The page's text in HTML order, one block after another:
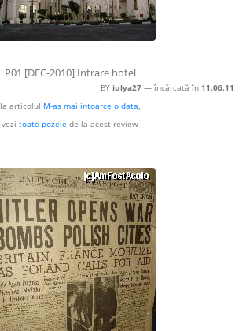
P01 [DEC-2010] Intrare hotel
BY iulya27 — încărcată în 11.06.11
la articolul M-as mai intoarce o data,
vezi toate pozele de la acest review